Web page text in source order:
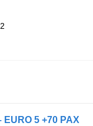
EURO 5 +70 PAX